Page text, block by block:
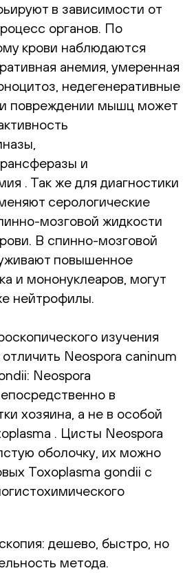
в зависимости от
органов. По
крови наблюдаются
анемия, умеренная
недегенеративные
повреждении мышц может
и
. Так же для диагностики
серологические
мозговой жидкости
В спинно-мозговой
повышенное
и мононуклеаров, могут
нейтрофилы.
изучения
Neospora caninum
Neospora
в
хозяина, а не в особой
. Цисты Neospora
оболочку, их можно
Toxoplasma gondii с
дешево, быстро, но
метода.